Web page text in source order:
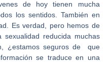
de hoy tienen mucha
los sentidos. También en
Es verdad, pero hemos de
reducida muchas
¿estamos seguros de que
se traduce en una